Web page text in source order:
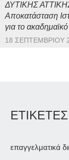
ΔΥΤΙΚΗΣ ΑΤΤΙΚΗΣ
Αποκατάσταση
για το
18 ΣΕΠΤΕΜΒΡΊΟΥ
ΕΤΙΚΕΤΕΣ
επαγγελματικά